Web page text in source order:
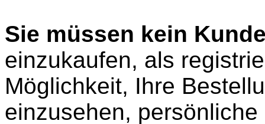
Sie müssen kein
einzukaufen, als
Möglichkeit, Ihre
einzusehen,